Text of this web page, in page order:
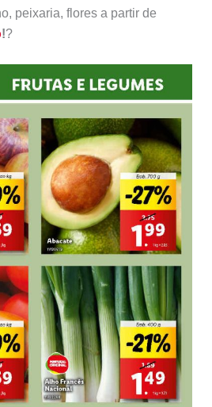
peixaria, flores a partir de
!?